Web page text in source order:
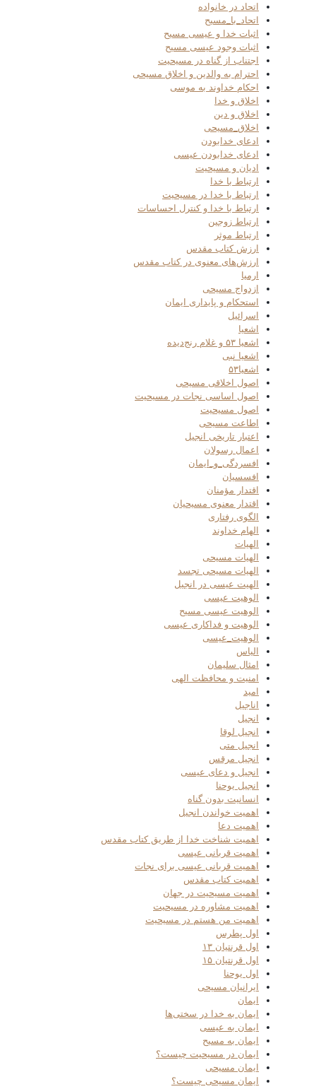
اتحاد در خانواده
اتحاد_با_مسیح
اثبات خدا و عیسی مسیح
اثبات وجود عیسی مسیح
اجتناب از گناه در مسیحیت
احترام به والدین و اخلاق مسیحی
احکام خداوند به موسی
اخلاق و خدا
اخلاق و دین
اخلاق_مسیحی
ادعای خدابودن
ادعای خدابودن عیسی
ادیان و مسیحیت
ارتباط با خدا
ارتباط با خدا در مسیحیت
ارتباط با خدا و کنترل احساسات
ارتباط زوجین
ارتباط موثر
ارزش کتاب مقدس
ارزش‌های معنوی در کتاب مقدس
ارمیا
ازدواج مسیحی
استحکام و پایداری ایمان
اسرائیل
اشعیا
اشعیا ۵۳ و غلام رنج‌دیده
اشعیا نبی
اشعیا۵۳
اصول اخلاقی مسیحی
اصول اساسی نجات در مسیحیت
اصول مسیحیت
اطاعت مسیحی
اعتبار تاریخی انجیل
اعمال رسولان
افسردگی_و_ایمان
افسسیان
اقتدار مؤمنان
اقتدار معنوی مسیحیان
الگوی رفتاری
الهام خداوند
الهیات
الهیات مسیحی
الهیات مسیحی تجسد
الهیت عیسی در انجیل
الوهیت عیسی
الوهیت عیسی مسیح
الوهیت و فداکاری عیسی
الوهیت_عیسی
الیاس
امثال سلیمان
امنیت و محافظت الهی
امید
اناجیل
انجیل
انجیل لوقا
انجیل متی
انجیل مرقس
انجیل و دعای عیسی
انجیل یوحنا
انسانیت بدون گناه
اهمیت خواندن انجیل
اهمیت دعا
اهمیت شناخت خدا از طریق کتاب مقدس
اهمیت قربانی عیسی
اهمیت قربانی عیسی برای نجات
اهمیت کتاب مقدس
اهمیت مسیحیت در جهان
اهمیت مشاوره در مسیحیت
اهمیت من هستم در مسیحیت
اول پطرس
اول قرنتیان ۱۳
اول قرنتیان ۱۵
اول یوحنا
ایرانیان مسیحی
ایمان
ایمان به خدا در سختی‌ها
ایمان به عیسی
ایمان به مسیح
ایمان در مسیحیت چیست؟
ایمان مسیحی
ایمان مسیحی چیست؟